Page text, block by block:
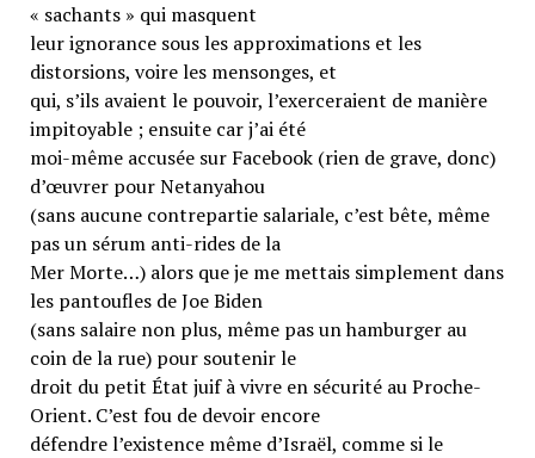
« sachants » qui masquent
leur ignorance sous les approximations et les
distorsions, voire les mensonges, et
qui, s’ils avaient le pouvoir, l’exerceraient de manière
impitoyable ; ensuite car j’ai été
moi-même accusée sur Facebook (rien de grave, donc)
d’œuvrer pour Netanyahou
(sans aucune contrepartie salariale, c’est bête, même
pas un sérum anti-rides de la
Mer Morte…) alors que je me mettais simplement dans
les pantoufles de Joe Biden
(sans salaire non plus, même pas un hamburger au
coin de la rue) pour soutenir le
droit du petit État juif à vivre en sécurité au Proche-
Orient. C’est fou de devoir encore
défendre l’existence même d’Israël, comme si le